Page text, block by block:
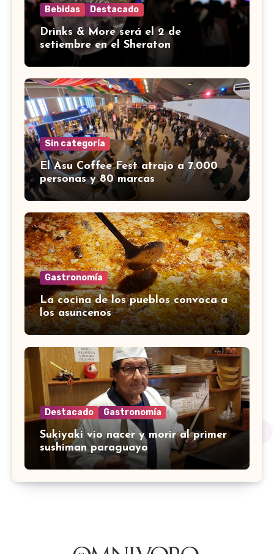
Bebidas Destacado
Drinks & More será el 2 de
setiembre en el Sheraton
Sin categoría
El Asu Coffee Fest atrajo a 7.000
personas y 80 marcas
Gastronomía
La cocina de los pueblos convoca a
los asuncenos
Destacado Gastronomía
Sukiyaki vio nacer y morir al primer
sushiman paraguayo